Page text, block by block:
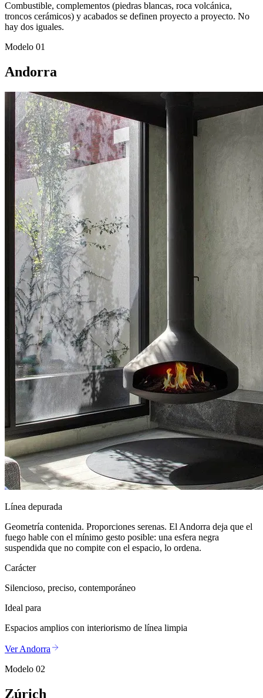
Combustible, complementos (piedras blancas, roca volcánica,
troncos cerámicos) y acabados se definen proyecto a proyecto. No
hay dos iguales.
Modelo 01
Andorra
Línea depurada
Geometría contenida. Proporciones serenas. El Andorra deja que el
fuego hable con el mínimo gesto posible: una esfera negra
suspendida que no compite con el espacio, lo ordena.
Carácter
Silencioso, preciso, contemporáneo
Ideal para
Espacios amplios con interiorismo de línea limpia
Ver Andorra
Modelo 02
Zúrich